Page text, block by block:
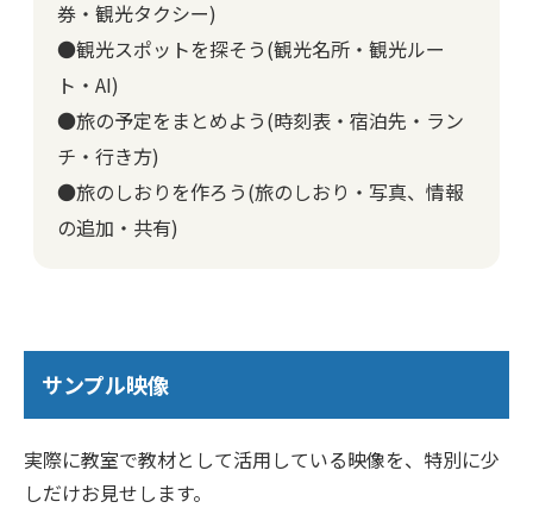
券・観光タクシー)
●観光スポットを探そう(観光名所・観光ルー
ト・AI)
●旅の予定をまとめよう(時刻表・宿泊先・ラン
チ・行き方)
●旅のしおりを作ろう(旅のしおり・写真、情報
の追加・共有)
サンプル映像
実際に教室で教材として活用している映像を、特別に少
しだけお見せします。